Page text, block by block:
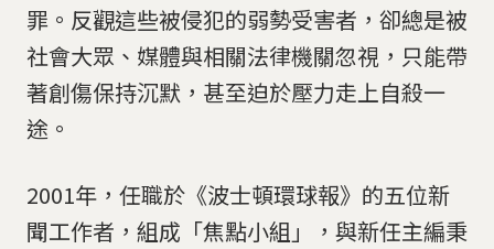
罪。反觀這些被侵犯的弱勢受害者，卻總是被
社會大眾、媒體與相關法律機關忽視，只能帶
著創傷保持沉默，甚至迫於壓力走上自殺一
途。
2001年，任職於《波士頓環球報》的五位新
聞工作者，組成「焦點小組」，與新任主編秉